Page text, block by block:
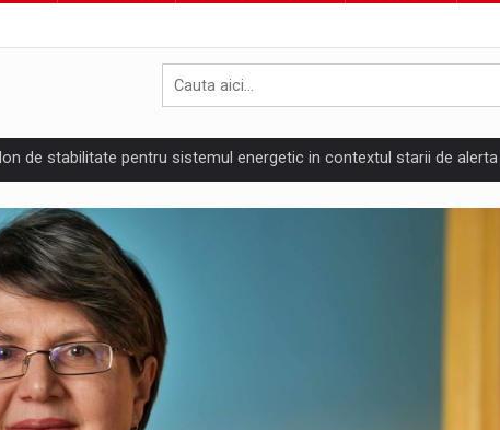
de stabilitate pentru sistemul energetic in contextul starii de alerta
nu intr-o cultura care pedepseste granitele?
SKU Level Tracking Reveals About Bakuchiol's Evolution
care nu se supun noilor reglementari UE privind ambalajele pot
INCARCATE